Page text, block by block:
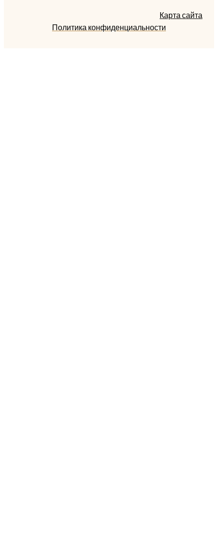
Карта сайта
Политика конфиденциальности